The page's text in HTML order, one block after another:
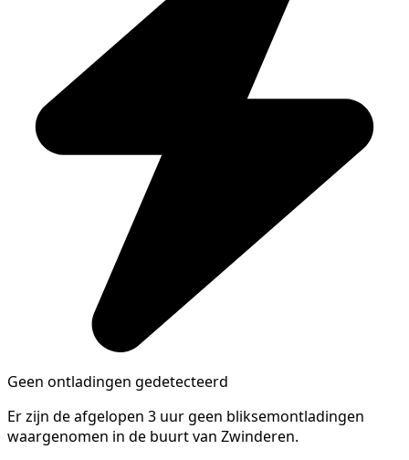
Geen ontladingen gedetecteerd
Er zijn de afgelopen 3 uur geen bliksemontladingen
waargenomen in de buurt van Zwinderen.